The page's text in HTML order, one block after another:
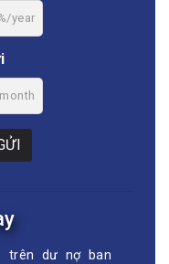
year
month
trên dư nợ ban